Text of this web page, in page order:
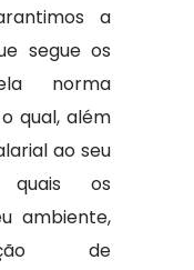
a
segue os
norma
qual, além
ao seu
quais os
ambiente,
de